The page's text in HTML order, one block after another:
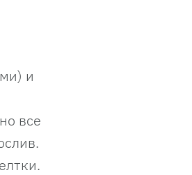
и
все